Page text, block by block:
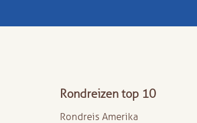
Rondreizen top 10
Rondreis Amerika